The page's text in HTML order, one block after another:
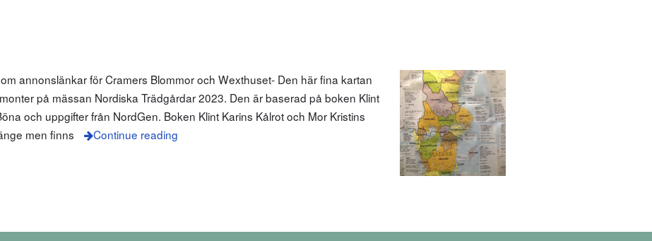
annonslänkar för Cramers Blommor och Wexthuset- Den här fina kartan
på mässan Nordiska Trädgårdar 2023. Den är baserad på boken Klint
och uppgifter från NordGen. Boken Klint Karins Kålrot och Mor Kristins
men finns
Continue reading